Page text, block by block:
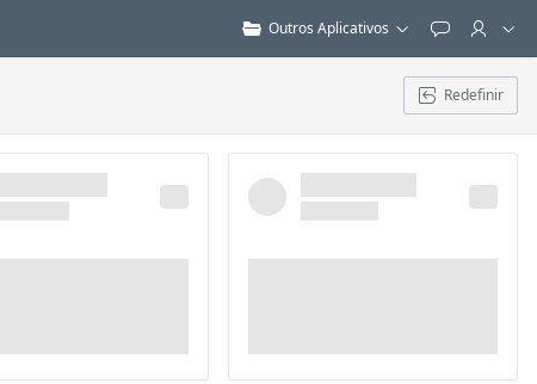
Outros Aplicativos Feedback
Redefinir